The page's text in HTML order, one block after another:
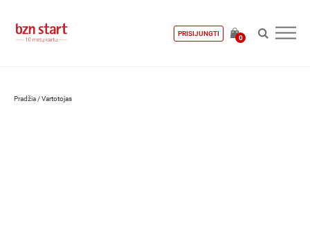
PRISIJUNGTI
0
Pradžia /Vartotojas